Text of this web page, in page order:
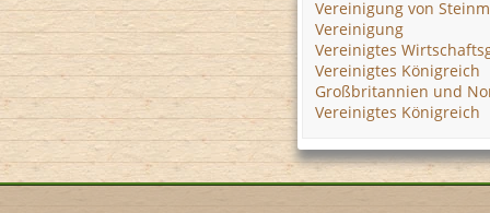
Vereinigung von
Vereinigung
Vereinigtes
Vereinigtes Königreich
Großbritannien und
Vereinigtes Königreich